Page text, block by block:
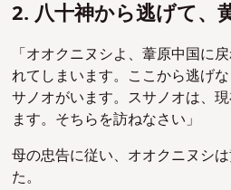
2. 八十神から逃げて、
「オオクニヌシよ、葦原中国に
れてしまいます。ここから逃げ
サノオがいます。スサノオは、
ます。そちらを訪ねなさい」
母の忠告に従い、オオクニヌシ
た。